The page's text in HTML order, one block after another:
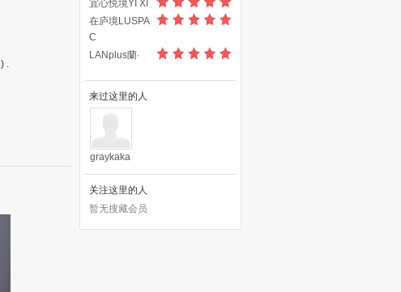
) .
宜心悦境YI XI
在庐境LUSPA
C
LANplus蘭·
来过这里的人
graykaka
关注这里的人
暂无搜藏会员